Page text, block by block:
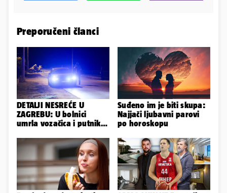
Preporučeni članci
DETALJI NESREĆE U
ZAGREBU: U bolnici
umrla vozačica i putnik,
prepolovio
Suđeno im je biti skupa:
Najjači ljubavni parovi
po horoskopu